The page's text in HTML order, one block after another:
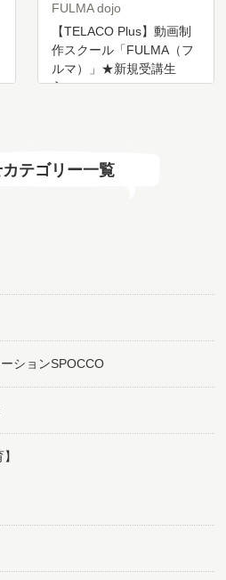
FULMA dojo
【TELACO Plus】動画制
作スクール「FULMA（フ
ルマ）」★新規受講生
入…
テゴリー一覧
ションSPOCCO